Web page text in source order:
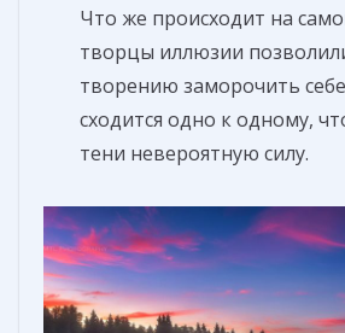
Что же происходит на
творцы иллюзии
творению заморочить
сходится одно к одному,
тени невероятную силу.